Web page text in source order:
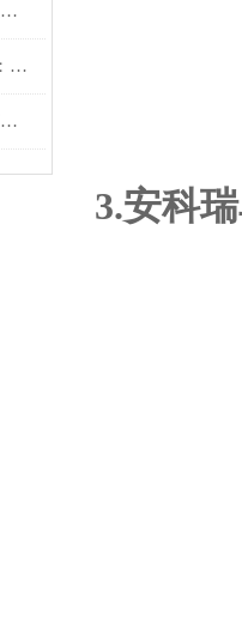
园区能碳管理系统如何助力园区节能减排
安科瑞 ADW300 无线计量仪表：一表搞定全场景用电监测，让配电更智能
能耗远程在线监测系统在工业节能中的应用
3.安科